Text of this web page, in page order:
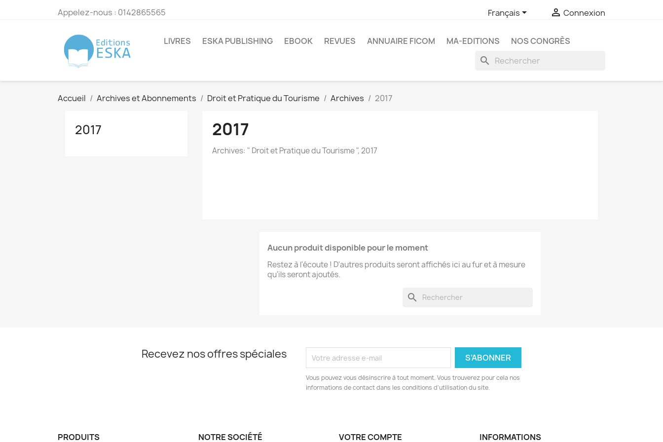
Appelez-nous : 0142865565 Français  Connexion
LIVRES ESKA PUBLISHING EBOOK REVUES ANNUAIRE FICOM MA-EDITIONS NOS CONGRÈS
search
Accueil Archives et Abonnements Droit et Pratique du Tourisme Archives 2017
2017 2017
Archives: " Droit et Pratique du Tourisme ", 2017
Aucun produit disponible pour le moment
Restez à l'écoute ! D'autres produits seront affichés ici au fur et à mesure
qu'ils seront ajoutés.
search
Recevez nos offres spéciales
Vous pouvez vous désinscrire à tout moment. Vous trouverez pour cela nos
informations de contact dans les conditions d'utilisation du site.
PRODUITS NOTRE SOCIÉTÉ VOTRE COMPTE INFORMATIONS